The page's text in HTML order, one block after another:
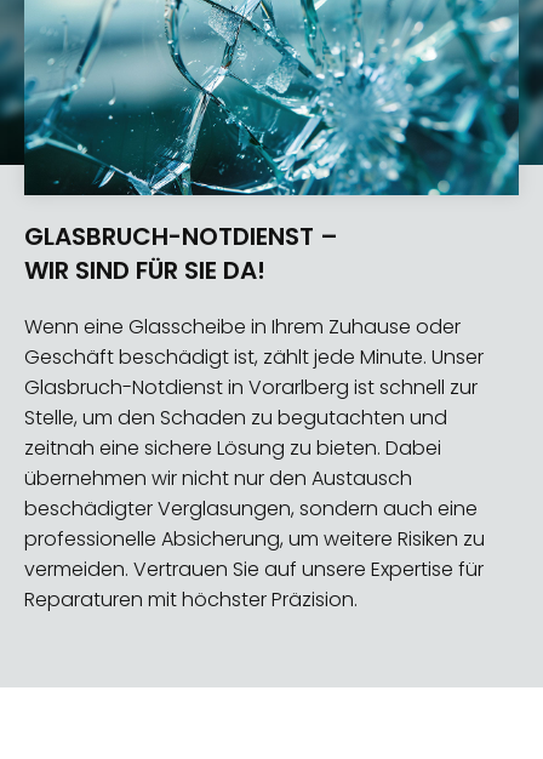
GLASBRUCH-NOTDIENST –
WIR SIND FÜR SIE DA!
Wenn eine Glasscheibe in Ihrem Zuhause oder
Geschäft beschädigt ist, zählt jede Minute. Unser
Glasbruch-Notdienst in Vorarlberg ist schnell zur
Stelle, um den Schaden zu begutachten und
zeitnah eine sichere Lösung zu bieten. Dabei
übernehmen wir nicht nur den Austausch
beschädigter Verglasungen, sondern auch eine
professionelle Absicherung, um weitere Risiken zu
vermeiden. Vertrauen Sie auf unsere Expertise für
Reparaturen mit höchster Präzision.